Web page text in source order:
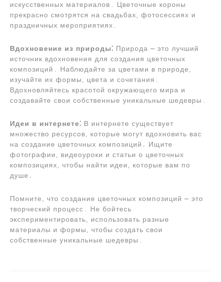
искусственных материалов․ Цветочные короны
прекрасно смотрятся на свадьбах, фотосессиях и
праздничных мероприятиях․
Вдохновение из природы⁚ Природа ⎼ это лучший
источник вдохновения для создания цветочных
композиций․ Наблюдайте за цветами в природе,
изучайте их формы, цвета и сочетания․
Вдохновляйтесь красотой окружающего мира и
создавайте свои собственные уникальные шедевры․
Идеи в интернете⁚ В интернете существует
множество ресурсов, которые могут вдохновить вас
на создание цветочных композиций․ Ищите
фотографии, видеоуроки и статьи о цветочных
композициях, чтобы найти идеи, которые вам по
душе․
Помните, что создание цветочных композиций ⎼ это
творческий процесс․ Не бойтесь
экспериментировать, использовать разные
материалы и формы, чтобы создать свои
собственные уникальные шедевры․